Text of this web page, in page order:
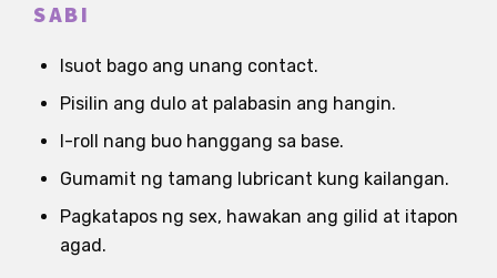
SABI
Isuot bago ang unang contact.
Pisilin ang dulo at palabasin ang hangin.
I-roll nang buo hanggang sa base.
Gumamit ng tamang lubricant kung kailangan.
Pagkatapos ng sex, hawakan ang gilid at itapon
agad.